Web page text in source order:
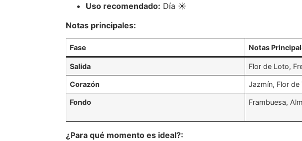
Uso recomendado: Día ☀️
Notas principales:
Fase Notas
Salida Flor de Loto,
Corazón Jazmín, Flor de
Fondo Frambuesa,
¿Para qué momento es ideal?: